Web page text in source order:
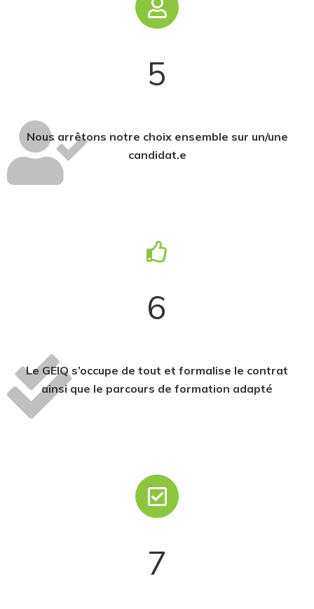
5
Nous arrêtons notre choix ensemble sur un/une
candidat.e
Le GEIQ s’occupe de tout et formalise le contrat
ainsi que le parcours de formation adapté
6
7